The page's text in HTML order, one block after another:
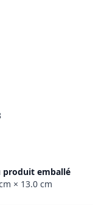
produit emballé
× 13.0 cm